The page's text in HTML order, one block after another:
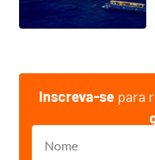
Inscreva-se para